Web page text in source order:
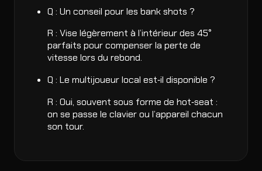
Q : Un conseil pour les bank shots ?
R : Vise légèrement à l’intérieur des 45°
parfaits pour compenser la perte de
vitesse lors du rebond.
Q : Le multijoueur local est‑il disponible ?
R : Oui, souvent sous forme de hot‑seat :
on se passe le clavier ou l’appareil chacun
son tour.